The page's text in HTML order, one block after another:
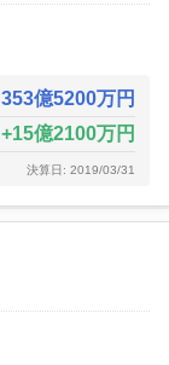
353億5200万円
15億2100万円
決算日: 2019/03/31